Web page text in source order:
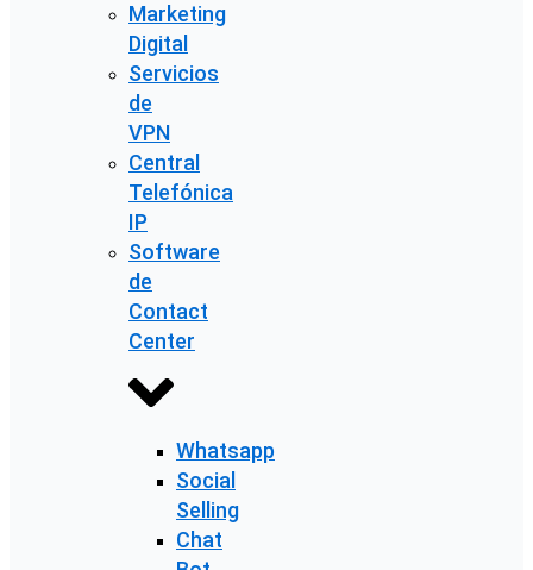
Marketing
Digital
Servicios
de
VPN
Central
Telefónica
IP
Software
de
Contact
Center
Whatsapp
Social
Selling
Chat